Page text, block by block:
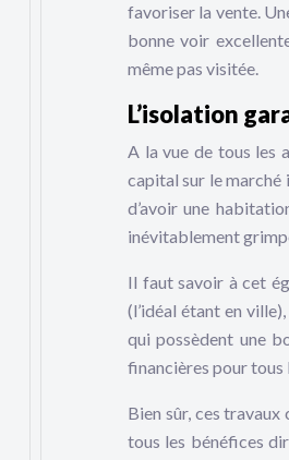
favoriser la vente.
bonne voir
même pas visitée.
L’isolation
A la vue de tous les
capital sur le marché
d’avoir une
inévitablement
Il faut savoir à cet
(l’idéal étant en
qui possèdent une
financières pour tous
Bien sûr, ces
tous les bénéfices